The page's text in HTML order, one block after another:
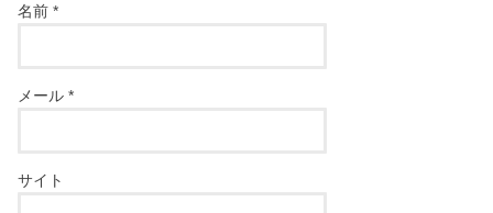
名前*
メール*
サイト